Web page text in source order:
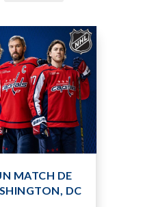
MATCH DE
DC